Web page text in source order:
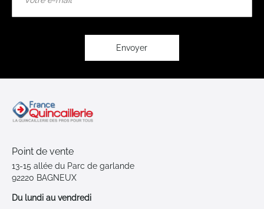
Envoyer
Point de vente
13-15 allée du Parc de garlande
92220 BAGNEUX
Du lundi au vendredi